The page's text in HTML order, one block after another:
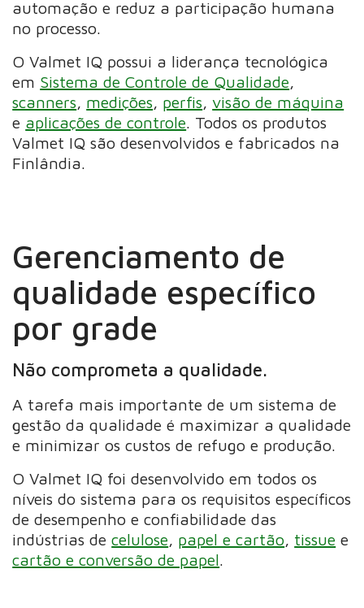
automação e reduz a participação humana
no processo.
O Valmet IQ possui a liderança tecnológica
em Sistema de Controle de Qualidade,
scanners, medições, perfis,visão de máquina
e aplicações de controle. Todos os produtos
Valmet IQ são desenvolvidos e fabricados na
Finlândia.
Gerenciamento de
qualidade específico
por grade
Não comprometa a qualidade.
A tarefa mais importante de um sistema de
gestão da qualidade é maximizar a qualidade
e minimizar os custos de refugo e produção.
O Valmet IQ foi desenvolvido em todos os
níveis do sistema para os requisitos específicos
de desempenho e confiabilidade das
indústrias decelulose, papel e cartão, tissue e
cartão e conversão de papel.